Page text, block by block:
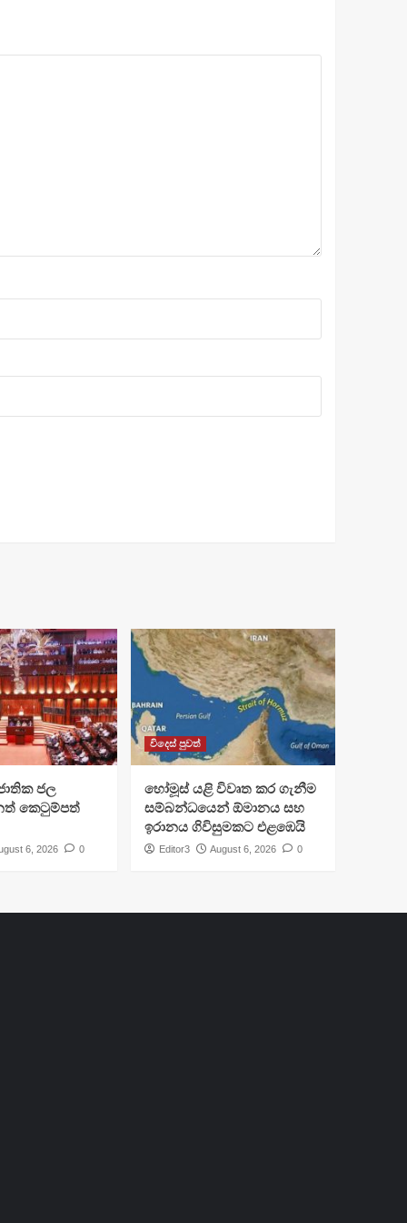
ජල
කෙටුම්පත්
6, 2026 0
විදෙස් පුවත්
හෝමූස් යළි විවෘත කර ගැනීම
සම්බන්ධයෙන් ඕමානය සහ
ඉරානය ගිවිසුමකට එළඹෙයි
Editor3 August 6, 2026 0